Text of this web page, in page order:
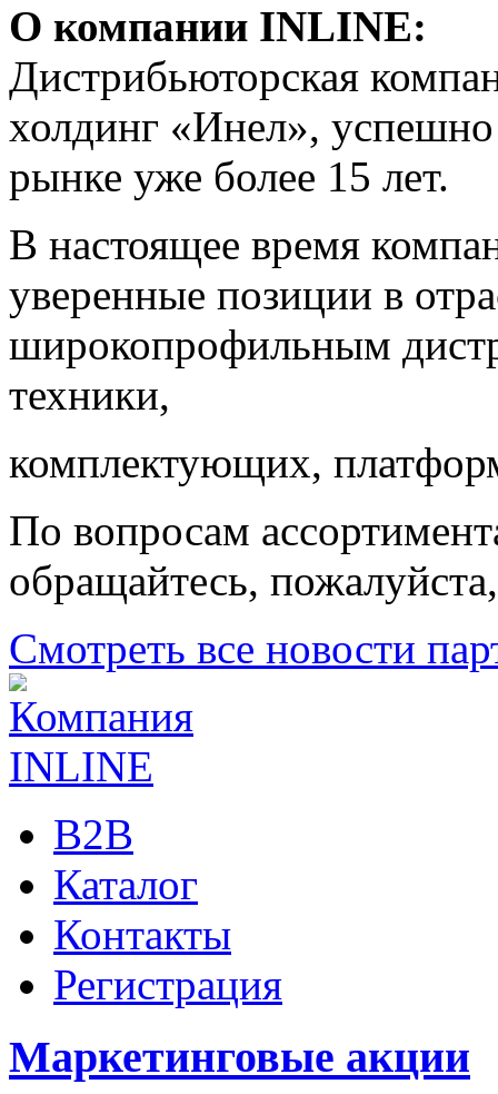
О компании INLINE:
Дистрибьюторская
холдинг «Инел»,
рынке уже более 15 лет.
В настоящее время
уверенные позиции в
широкопрофильным
техники,
комплектующих,
По вопросам
обращайтесь,
Смотреть все новости
B2B
Каталог
Контакты
Регистрация
Маркетинговые акции